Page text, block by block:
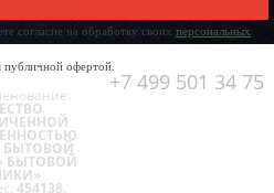
согласие на обработку своих персональных
публичной офертой.
+7 499 501 34 75
БЫТОВОЙ
БЫТОВОЙ
454138,